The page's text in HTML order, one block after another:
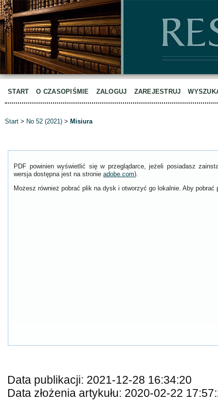
START O CZASOPIŚMIE ZALOGUJ ZAREJESTRUJ
Start > No 52 (2021) > Misiura
PDF powinien wyświetlić się w przeglądarce, jeżeli posiadasz
wersja dostępna jest na stronie adobe.com).
Możesz również pobrać plik na dysk i otworzyć go lokalnie. Aby
Data publikacji: 2021-12-28 16:34:20
Data złożenia artykułu: 2020-02-22